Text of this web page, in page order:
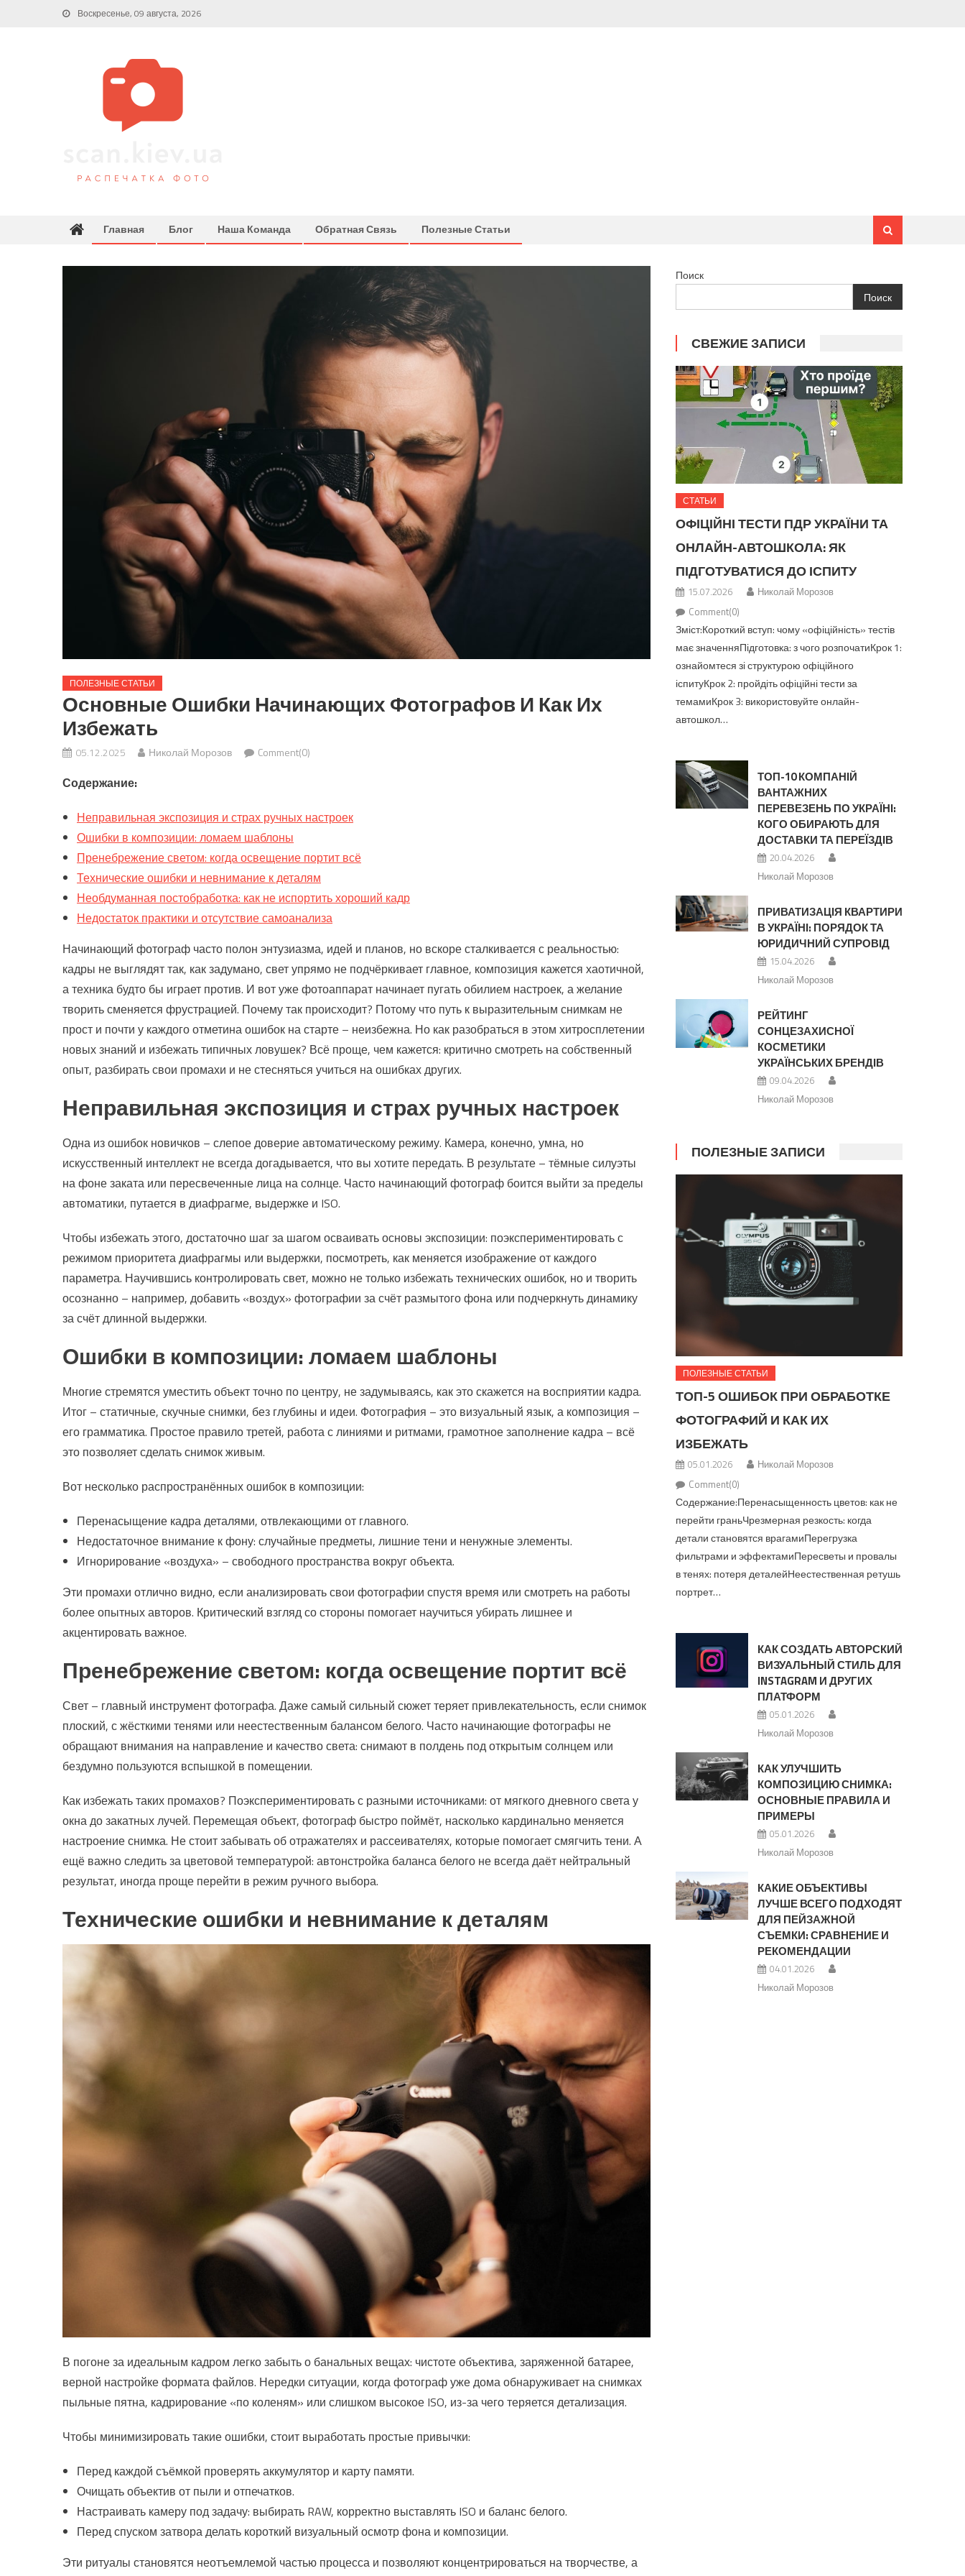
Воскресенье, 09 августа, 2026
Главная Блог Наша Команда Обратная Связь Полезные Статьи
ПОЛЕЗНЫЕ СТАТЬИ
Основные Ошибки Начинающих Фотографов И Как Их
Избежать
05.12.2025 Николай Морозов Comment(0)
Содержание:
Неправильная экспозиция и страх ручных настроек
Ошибки в композиции: ломаем шаблоны
Пренебрежение светом: когда освещение портит всё
Технические ошибки и невнимание к деталям
Необдуманная постобработка: как не испортить хороший кадр
Недостаток практики и отсутствие самоанализа
Начинающий фотограф часто полон энтузиазма, идей и планов, но вскоре сталкивается с реальностью:
кадры не выглядят так, как задумано, свет упрямо не подчёркивает главное, композиция кажется хаотичной,
а техника будто бы играет против. И вот уже фотоаппарат начинает пугать обилием настроек, а желание
творить сменяется фрустрацией. Почему так происходит? Потому что путь к выразительным снимкам не
прост и почти у каждого отметина ошибок на старте – неизбежна. Но как разобраться в этом хитросплетении
новых знаний и избежать типичных ловушек? Всё проще, чем кажется: критично смотреть на собственный
опыт, разбирать свои промахи и не стесняться учиться на ошибках других.
Неправильная экспозиция и страх ручных настроек
Одна из ошибок новичков – слепое доверие автоматическому режиму. Камера, конечно, умна, но
искусственный интеллект не всегда догадывается, что вы хотите передать. В результате – тёмные силуэты
на фоне заката или пересвеченные лица на солнце. Часто начинающий фотограф боится выйти за пределы
автоматики, путается в диафрагме, выдержке и ISO.
Чтобы избежать этого, достаточно шаг за шагом осваивать основы экспозиции: поэкспериментировать с
режимом приоритета диафрагмы или выдержки, посмотреть, как меняется изображение от каждого
параметра. Научившись контролировать свет, можно не только избежать технических ошибок, но и творить
осознанно – например, добавить «воздух» фотографии за счёт размытого фона или подчеркнуть динамику
за счёт длинной выдержки.
Ошибки в композиции: ломаем шаблоны
Многие стремятся уместить объект точно по центру, не задумываясь, как это скажется на восприятии кадра.
Итог – статичные, скучные снимки, без глубины и идеи. Фотография – это визуальный язык, а композиция –
его грамматика. Простое правило третей, работа с линиями и ритмами, грамотное заполнение кадра – всё
это позволяет сделать снимок живым.
Вот несколько распространённых ошибок в композиции:
Перенасыщение кадра деталями, отвлекающими от главного.
Недостаточное внимание к фону: случайные предметы, лишние тени и ненужные элементы.
Игнорирование «воздуха» – свободного пространства вокруг объекта.
Эти промахи отлично видно, если анализировать свои фотографии спустя время или смотреть на работы
более опытных авторов. Критический взгляд со стороны помогает научиться убирать лишнее и
акцентировать важное.
Пренебрежение светом: когда освещение портит всё
Свет – главный инструмент фотографа. Даже самый сильный сюжет теряет привлекательность, если снимок
плоский, с жёсткими тенями или неестественным балансом белого. Часто начинающие фотографы не
обращают внимания на направление и качество света: снимают в полдень под открытым солнцем или
бездумно пользуются вспышкой в помещении.
Как избежать таких промахов? Поэкспериментировать с разными источниками: от мягкого дневного света у
окна до закатных лучей. Перемещая объект, фотограф быстро поймёт, насколько кардинально меняется
настроение снимка. Не стоит забывать об отражателях и рассеивателях, которые помогает смягчить тени. А
ещё важно следить за цветовой температурой: автонстройка баланса белого не всегда даёт нейтральный
результат, иногда проще перейти в режим ручного выбора.
Технические ошибки и невнимание к деталям
В погоне за идеальным кадром легко забыть о банальных вещах: чистоте объектива, заряженной батарее,
верной настройке формата файлов. Нередки ситуации, когда фотограф уже дома обнаруживает на снимках
пыльные пятна, кадрирование «по коленям» или слишком высокое ISO, из-за чего теряется детализация.
Чтобы минимизировать такие ошибки, стоит выработать простые привычки:
Перед каждой съёмкой проверять аккумулятор и карту памяти.
Очищать объектив от пыли и отпечатков.
Настраивать камеру под задачу: выбирать RAW, корректно выставлять ISO и баланс белого.
Перед спуском затвора делать короткий визуальный осмотр фона и композиции.
Эти ритуалы становятся неотъемлемой частью процесса и позволяют концентрироваться на творчестве, а
Поиск
Поиск
СВЕЖИЕ ЗАПИСИ
СТАТЬИ
ОФІЦІЙНІ ТЕСТИ ПДР УКРАЇНИ ТА
ОНЛАЙН-АВТОШКОЛА: ЯК
ПІДГОТУВАТИСЯ ДО ІСПИТУ
15.07.2026
Николай Морозов
Comment(0)
Зміст:Короткий вступ: чому «офіційність» тестів
має значенняПідготовка: з чого розпочатиКрок 1:
ознайомтеся зі структурою офіційного
іспитуКрок 2: пройдіть офіційні тести за
темамиКрок 3: використовуйте онлайн-
автошкол…
ТОП-10 КОМПАНІЙ
ВАНТАЖНИХ
ПЕРЕВЕЗЕНЬ ПО УКРАЇНІ:
КОГО ОБИРАЮТЬ ДЛЯ
ДОСТАВКИ ТА ПЕРЕЇЗДІВ
20.04.2026
Николай Морозов
ПРИВАТИЗАЦІЯ КВАРТИРИ
В УКРАЇНІ: ПОРЯДОК ТА
ЮРИДИЧНИЙ СУПРОВІД
15.04.2026
Николай Морозов
РЕЙТИНГ
СОНЦЕЗАХИСНОЇ
КОСМЕТИКИ
УКРАЇНСЬКИХ БРЕНДІВ
09.04.2026
Николай Морозов
ПОЛЕЗНЫЕ ЗАПИСИ
ПОЛЕЗНЫЕ СТАТЬИ
ТОП-5 ОШИБОК ПРИ ОБРАБОТКЕ
ФОТОГРАФИЙ И КАК ИХ
ИЗБЕЖАТЬ
05.01.2026
Николай Морозов
Comment(0)
Содержание:Перенасыщенность цветов: как не
перейти граньЧрезмерная резкость: когда
детали становятся врагамиПерегрузка
фильтрами и эффектамиПересветы и провалы
в тенях: потеря деталейНеестественная ретушь
портрет…
КАК СОЗДАТЬ АВТОРСКИЙ
ВИЗУАЛЬНЫЙ СТИЛЬ ДЛЯ
INSTAGRAM И ДРУГИХ
ПЛАТФОРМ
05.01.2026
Николай Морозов
КАК УЛУЧШИТЬ
КОМПОЗИЦИЮ СНИМКА:
ОСНОВНЫЕ ПРАВИЛА И
ПРИМЕРЫ
05.01.2026
Николай Морозов
КАКИЕ ОБЪЕКТИВЫ
ЛУЧШЕ ВСЕГО ПОДХОДЯТ
ДЛЯ ПЕЙЗАЖНОЙ
СЪЕМКИ: СРАВНЕНИЕ И
РЕКОМЕНДАЦИИ
04.01.2026
Николай Морозов